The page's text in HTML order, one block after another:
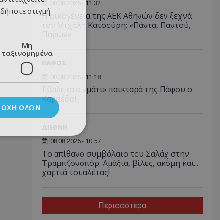
08.08.2026 - 11:32
Η οικογένεια της ΑΕΚ Αθηνών δεν ξεχνά
τον Μιχάλη Κατσούρη: «Πάντα, Παντού,
Παρών»
08.08.2026 - 11:18
Έβαλε στο «μάτι» παικταρά της Πάφου ο
Καρσέδο!
08.08.2026 - 10:57
Το απίθανο συμβόλαιο του Σαλάχ στην
Τραμπζονσπόρ: Αμάξια, βίλες, ακόμη και...
χαρτιά τουαλέτας!
Περισσότερα
στιγμή
Μη
ταξινομημένα
ΌΛΩΝ